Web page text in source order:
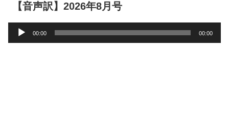
【音声訳】2026年8月号
声
00:00 00:00